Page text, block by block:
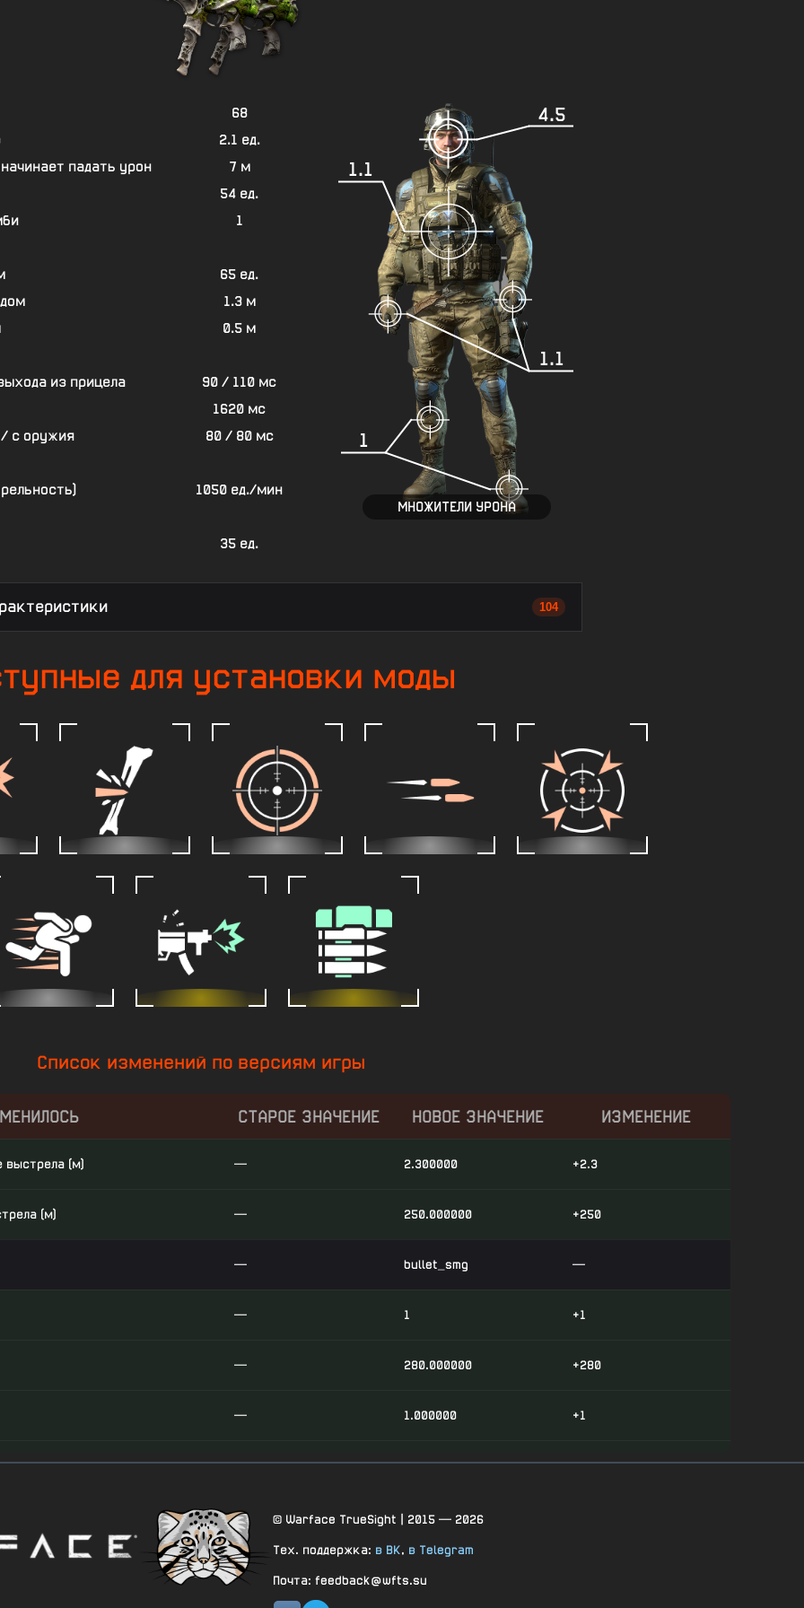
4.5
1.1
1.1
1
МНОЖИТЕЛИ УРОНА
68
2.1 ед.
падать урон
7 м
54 ед.
1
65 ед.
1.3 м
0.5 м
из прицела
90 / 110 мс
1620 мс
с оружия
80 / 80 мс
1050 ед./мин
35 ед.
104
для установки моды
Список изменений по версиям игры
СТАРОЕ ЗНАЧЕНИЕ НОВОЕ ЗНАЧЕНИЕ ИЗМЕНЕНИЕ
выстрела (м) — 2.300000 +2.3
(м) — 250.000000 +250
— bullet_smg —
— 1 +1
— 280.000000 +280
— 1.000000 +1
— 0.700000 +0.7
— 0.700000
—
© Warface TrueSight | 2015 — 2026
Тех. поддержка: в ВК, в Telegram
Почта: feedback@wfts.su